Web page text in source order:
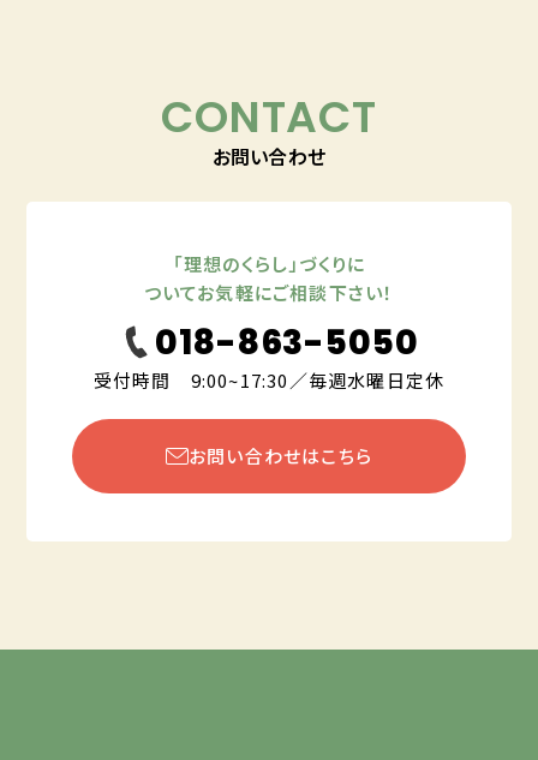
CONTACT
お問い合わせ
「理想のくらし」づくりに
ついてお気軽にご相談下さい！
018-863-5050
受付時間 9:00~17:30／毎週水曜日定休
お問い合わせはこちら